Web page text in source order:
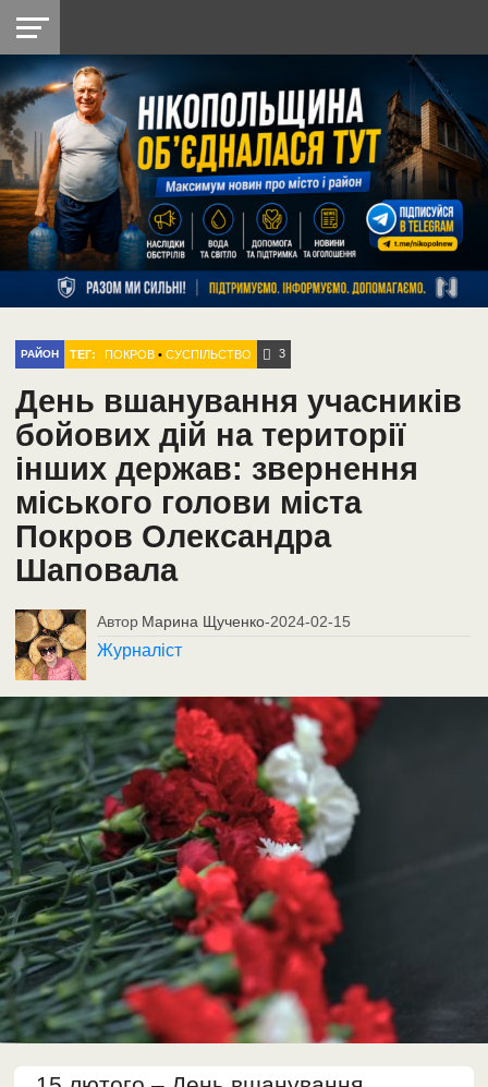
НІКОПОЛЬ
РАЙОН
СІЧЕСЛАВСЬКА
УКРАЇНА
РЕТРО
НІКОПОЛЬ
ЛАЙТ
УКРАЇНА
ДОПОМОГА
РАДІО
РАЙОН ТЕГ: ПОКРОВ •СУСПІЛЬСТВО 3
День вшанування учасників
бойових дій на території
інших держав: звернення
міського голови міста
Покров Олександра
Шаповала
Автор Марина Щученко-2024-02-15
Журналіст